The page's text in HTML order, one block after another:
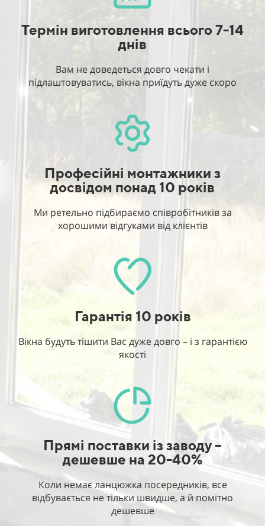
Термін виготовлення всього 7-14
днів
Вам не доведеться довго чекати і
підлаштовуватись, вікна приїдуть дуже скоро
Професійні монтажники з
досвідом понад 10 років
Ми ретельно підбираємо співробітників за
хорошими відгуками від клієнтів
Гарантія 10 років
Вікна будуть тішити Вас дуже довго – і з гарантією
якості
Прямі поставки із заводу –
дешевше на 20-40%
Коли немає ланцюжка посередників, все
відбувається не тільки швидше, а й помітно
дешевше